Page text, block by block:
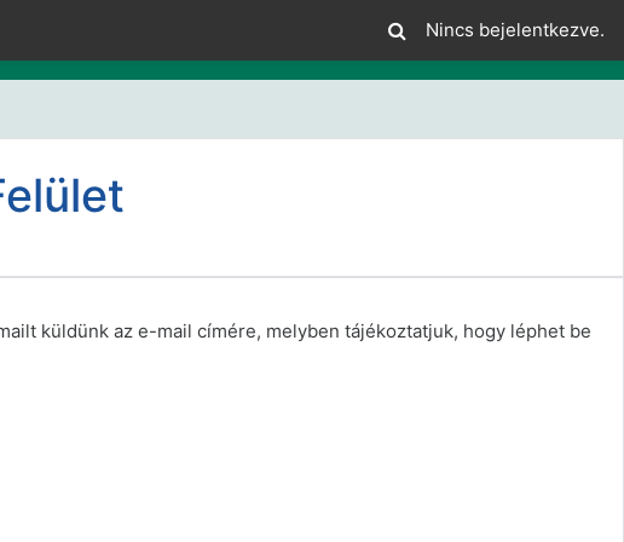
Nincs bejelentkezve.
küldünk az e-mail címére, melyben tájékoztatjuk, hogy léphet be